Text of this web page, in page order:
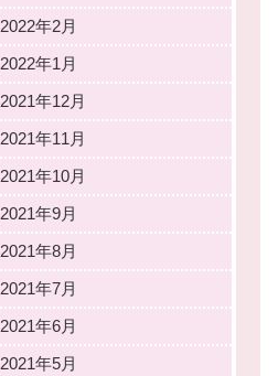
2022年2月
2022年1月
2021年12月
2021年11月
2021年10月
2021年9月
2021年8月
2021年7月
2021年6月
2021年5月